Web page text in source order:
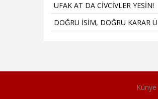
UFAK AT DA CİVCİVLER YESİN!
DOĞRU İSİM, DOĞRU KARAR
Künye